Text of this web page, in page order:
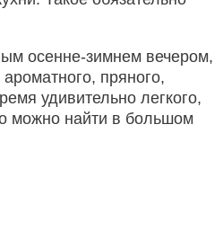
осенне-зимнем вечером,
ароматного, пряного,
удивительно легкого,
можно найти в большом